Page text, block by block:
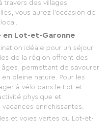
travers des villages
vous aurez l'occasion de
en Lot-et-Garonne
idéale pour un séjour
de la région offrent des
permettant de savourer
pleine nature. Pour les
à vélo dans le Lot-et-
physique et
enrichissantes.
et voies vertes du Lot-et-